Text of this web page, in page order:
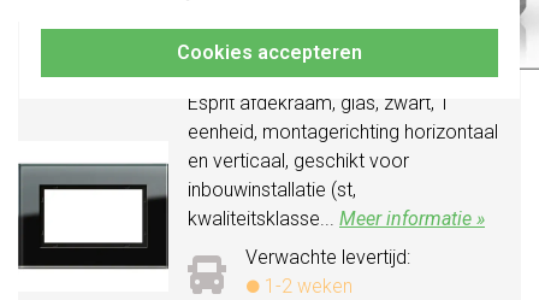
Cookies accepteren
Gira afdekraam 1.5-voudig Esprit glas zwart
Esprit afdekraam, glas, zwart, 1
eenheid, montagerichting horizontaal
en verticaal, geschikt voor
inbouwinstallatie (st,
kwaliteitsklasse... Meer informatie »
Verwachte levertijd:
1-2 weken